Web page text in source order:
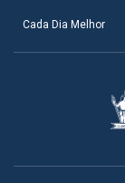
Cada Dia Melhor